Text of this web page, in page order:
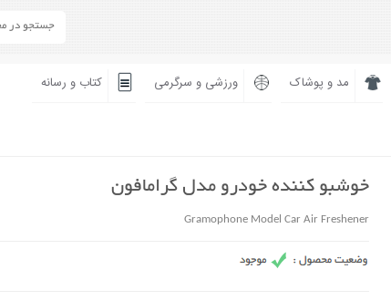
مد و پوشاک ورزشی و سرگرمی کتاب و رسانه
خوشبو کننده خودرو مدل گرامافون
Gramophone Model Car Air Freshener